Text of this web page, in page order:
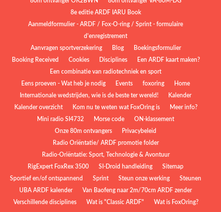
8e editie ARDF IARU Book
Aanmeldformulier - ARDF / Fox-O-ring / Sprint - formulaire
d'enregistrement
Aanvragen sportverzekering
Blog
Boekingsformulier
Booking Received
Cookies Disciplines
Een ARDF kaart maken?
Een combinatie van radiotechniek en sport
Eens proeven - Wat heb je nodig
Events foxoring
Home
Internationale wedstrijden, wie is de beste ter wereld!
Kalender
Kalender overzicht
Kom nu te weten wat FoxOring is
Meer info?
Mini radio SI4732
Morse code
ON-klassement
Onze 80m ontvangers
Privacybeleid
Radio Oriëntatie/ ARDF promotie folder
Radio‑Oriëntatie: Sport, Technologie & Avontuur
RigExpert FoxRex 3500
SI-Droid handleiding
Sitemap
Sportief en/of ontspannend
Sprint Steun onze werking
Steunen
UBA ARDF kalender
Van Baofeng naar 2m/70cm ARDF zender
Verschillende disciplines
Wat is "Classic ARDF" Wat is FoxOring?